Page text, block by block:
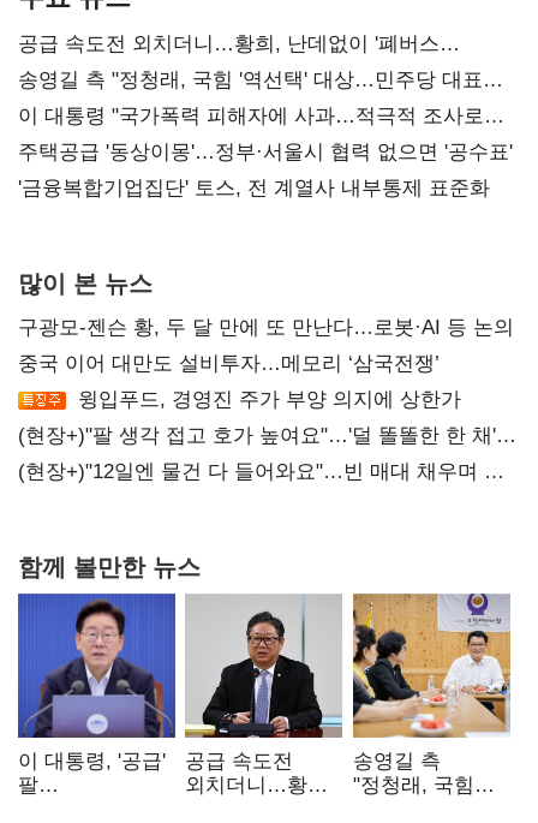
공급 속도전 외치더니…황희, 난데없이 '폐버스
리모델링' 제안
송영길 측 "정청래, 국힘 '역선택' 대상…민주당 대표로
총선 지휘 못해"
이 대통령 "국가폭력 피해자에 사과…적극적 조사로
진실 밝혀야"
주택공급 '동상이몽'…정부·서울시 협력 없으면 '공수표'
'금융복합기업집단' 토스, 전 계열사 내부통제 표준화
많이 본 뉴스
구광모-젠슨 황, 두 달 만에 또 만난다…로봇·AI 등 논의
중국 이어 대만도 설비투자…메모리 ‘삼국전쟁’
윙입푸드, 경영진 주가 부양 의지에 상한가
(현장+)"팔 생각 접고 호가 높여요"…'덜 똘똘한 한 채'
20억 키맞추기
(현장+)"12일엔 물건 다 들어와요"…빈 매대 채우며 문
함께 볼만한 뉴스
이 대통령, '공급'
팔
공급 속도전
외치더니…황희,
송영길 측
"정청래, 국힘